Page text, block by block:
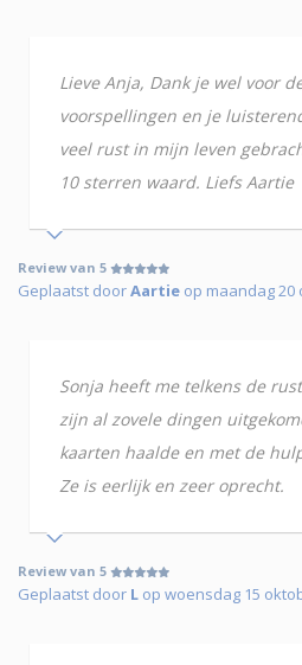
Lieve Anja, Dank je wel voor
voorspellingen en je
veel rust in mijn leven
10 sterren waard. Liefs Aartie
Review van 5
Geplaatst doorAartie op maandag 20
Sonja heeft me telkens de
zijn al zovele dingen
kaarten haalde en met de
Ze is eerlijk en zeer oprecht.
Review van 5
Geplaatst door L op woensdag 15